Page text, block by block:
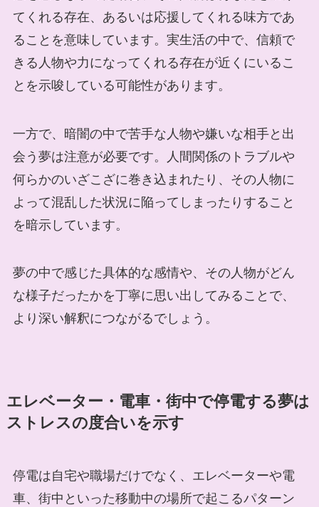
てくれる存在、あるいは応援してくれる味方であ
ることを意味しています。実生活の中で、信頼で
きる人物や力になってくれる存在が近くにいるこ
とを示唆している可能性があります。
一方で、暗闇の中で苦手な人物や嫌いな相手と出
会う夢は注意が必要です。人間関係のトラブルや
何らかのいざこざに巻き込まれたり、その人物に
よって混乱した状況に陥ってしまったりすること
を暗示しています。
夢の中で感じた具体的な感情や、その人物がどん
な様子だったかを丁寧に思い出してみることで、
より深い解釈につながるでしょう。
エレベーター・電車・街中で停電する夢は
ストレスの度合いを示す
停電は自宅や職場だけでなく、エレベーターや電
車、街中といった移動中の場所で起こるパターン